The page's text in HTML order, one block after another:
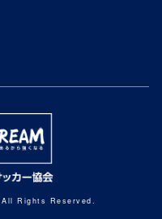
Rights Reserved.